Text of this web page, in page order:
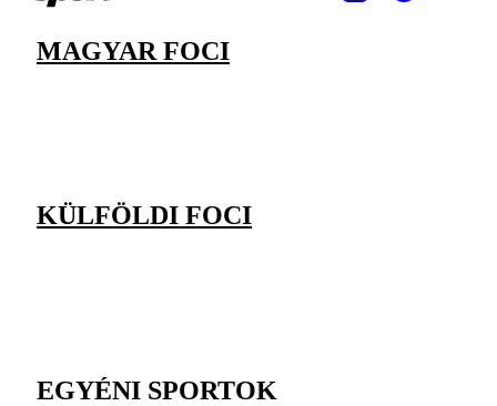
MAGYAR FOCI
KÜLFÖLDI FOCI
EGYÉNI SPORTOK